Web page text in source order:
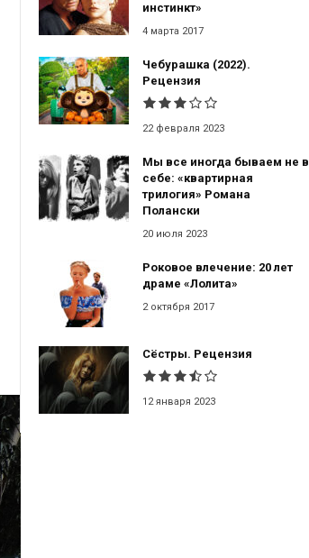
инстинкт»
4 марта 2017
Чебурашка (2022).
Рецензия
22 февраля 2023
Мы все иногда бываем не в
себе: «квартирная
трилогия» Романа
Полански
20 июля 2023
Роковое влечение: 20 лет
драме «Лолита»
2 октября 2017
Сёстры. Рецензия
12 января 2023